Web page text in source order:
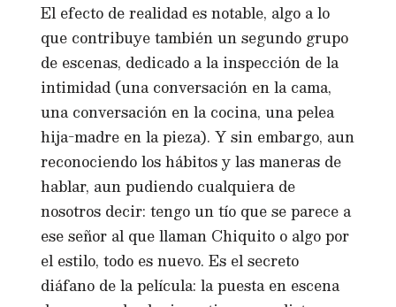
El efecto de realidad es notable, algo a lo
que contribuye también un segundo grupo
de escenas, dedicado a la inspección de la
intimidad (una conversación en la cama,
una conversación en la cocina, una pelea
hija-madre en la pieza). Y sin embargo, aun
reconociendo los hábitos y las maneras de
hablar, aun pudiendo cualquiera de
nosotros decir: tengo un tío que se parece a
ese señor al que llaman Chiquito o algo por
el estilo, todo es nuevo. Es el secreto
diáfano de la película: la puesta en escena